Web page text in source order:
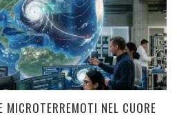
MICROTERREMOTI NEL CUORE